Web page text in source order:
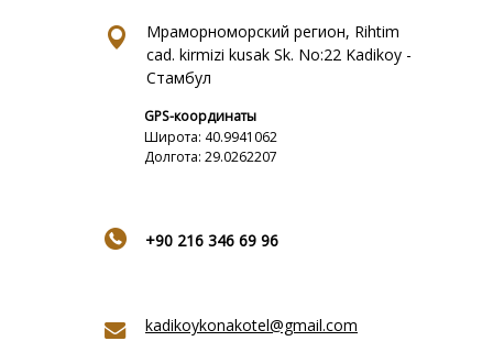
Мраморноморский регион, Rihtim
cad. kirmizi kusak Sk. No:22 Kadikoy -
Стамбул
GPS-координаты
Широта: 40.9941062
Долгота: 29.0262207
+90 216 346 69 96
kadikoykonakotel@gmail.com